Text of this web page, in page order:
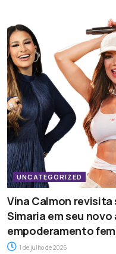
UNCATEGORIZED
Vina Calmon revisita
Simaria em seu
empoderamento
1 de julho de 2026